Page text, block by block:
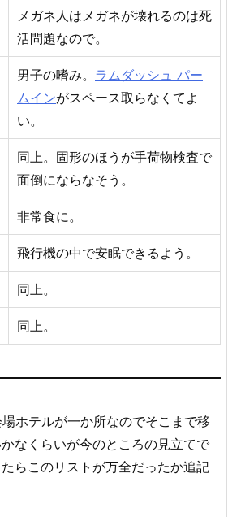
メガネ人はメガネが壊れるのは死
活問題なので。
男子の嗜み。 ラムダッシュ パー
ムインがスペース取らなくてよ
い。
同上。固形のほうが手荷物検査で
面倒にならなそう。
非常食に。
飛行機の中で安眠できるよう。
同上。
同上。
ホテルが一か所なのでそこまで移
なくらいが今のところの見立てで
らこのリストが万全だったか追記